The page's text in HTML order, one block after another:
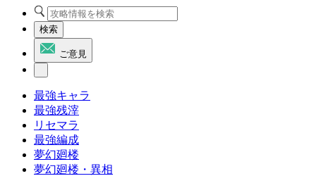
検索
ご意見
最強キャラ
最強残滓
リセマラ
最強編成
夢幻廻楼
夢幻廻楼・異相